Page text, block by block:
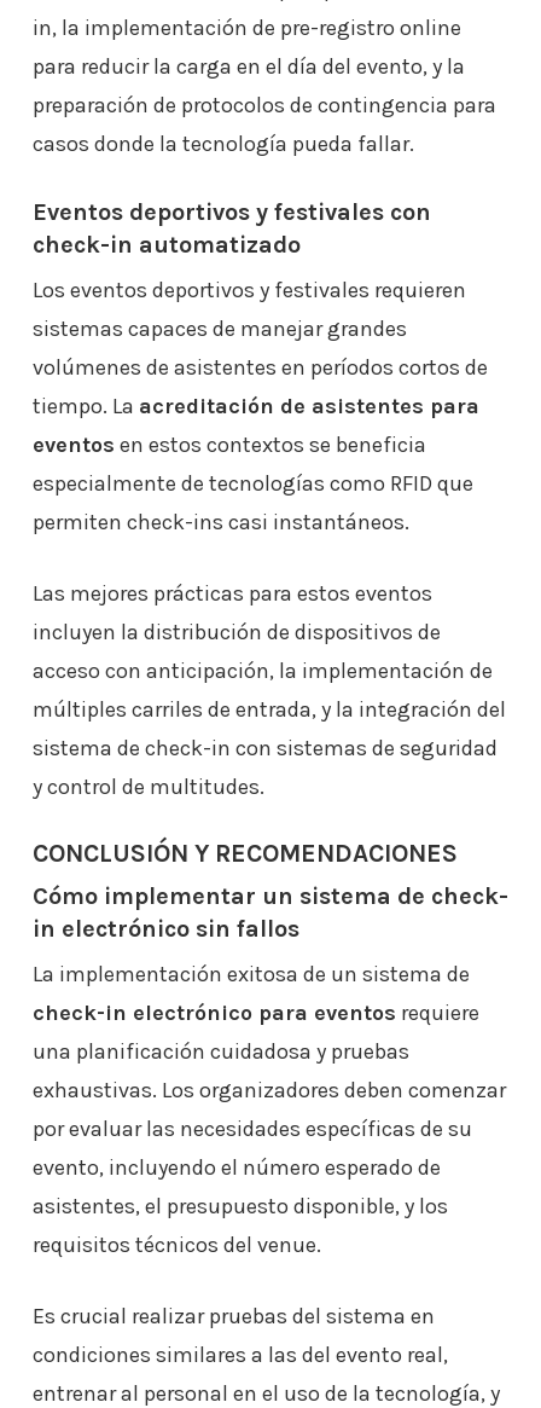
in, la implementación de pre-registro online
para reducir la carga en el día del evento, y la
preparación de protocolos de contingencia para
casos donde la tecnología pueda fallar.
Eventos deportivos y festivales con
check-in automatizado
Los eventos deportivos y festivales requieren
sistemas capaces de manejar grandes
volúmenes de asistentes en períodos cortos de
tiempo. La acreditación de asistentes para
eventos en estos contextos se beneficia
especialmente de tecnologías como RFID que
permiten check-ins casi instantáneos.
Las mejores prácticas para estos eventos
incluyen la distribución de dispositivos de
acceso con anticipación, la implementación de
múltiples carriles de entrada, y la integración del
sistema de check-in con sistemas de seguridad
y control de multitudes.
CONCLUSIÓN Y RECOMENDACIONES
Cómo implementar un sistema de check-
in electrónico sin fallos
La implementación exitosa de un sistema de
check-in electrónico para eventos requiere
una planificación cuidadosa y pruebas
exhaustivas. Los organizadores deben comenzar
por evaluar las necesidades específicas de su
evento, incluyendo el número esperado de
asistentes, el presupuesto disponible, y los
requisitos técnicos del venue.
Es crucial realizar pruebas del sistema en
condiciones similares a las del evento real,
entrenar al personal en el uso de la tecnología, y